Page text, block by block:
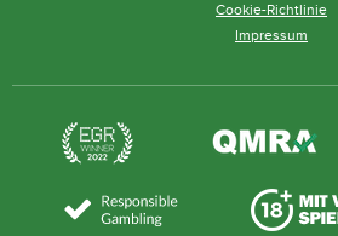
Cookie-Richtlinie
Impressum